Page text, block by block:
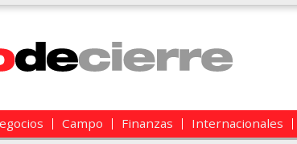
Campo Finanzas Internacionales